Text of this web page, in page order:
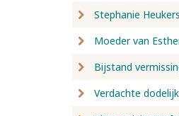
Stephanie
Moeder van
Bijstand
Verdachte